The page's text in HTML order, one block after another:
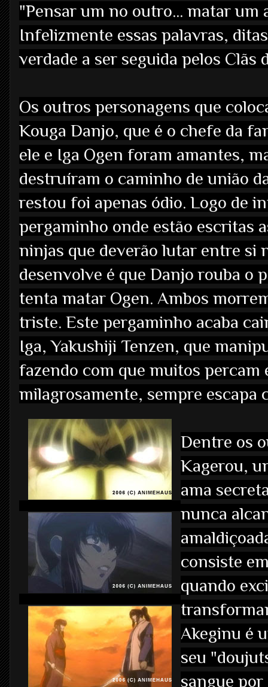
"Pensar um no outro... matar um
Infelizmente essas palavras,
verdade a ser seguida pelos Clãs
Os outros personagens que
Kouga Danjo, que é o chefe da
ele e Iga Ogen foram amantes,
destruíram o caminho de união
restou foi apenas ódio. Logo de
pergaminho onde estão escritas
ninjas que deverão lutar entre si
desenvolve é que Danjo rouba o
tenta matar Ogen. Ambos
triste. Este pergaminho acaba
Iga, Yakushiji Tenzen, que
fazendo com que muitos
milagrosamente, sempre escapa
Dentre os
Kagerou,
ama
nunca
consiste
quando
Akeginu é
seu
sangue por